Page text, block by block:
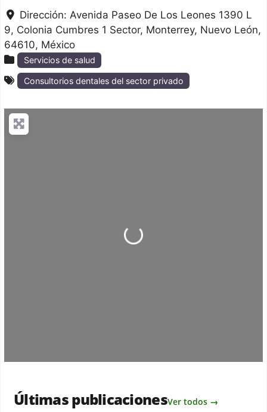
Dirección:Avenida Paseo De Los Leones 1390 L
9, Colonia Cumbres 1 Sector Monterrey Nuevo León
64610 México
Servicios de salud
Consultorios dentales del sector privado
Loading...
Últimas publicacionesVer todos →